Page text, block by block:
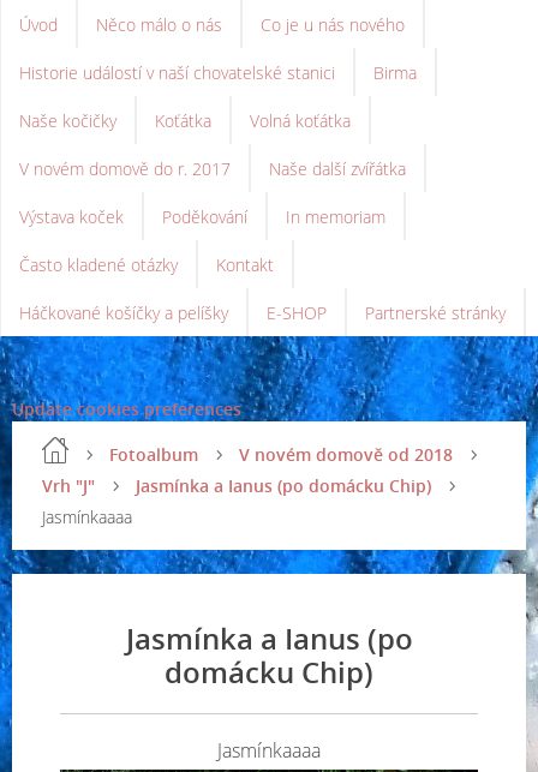
Úvod Něco málo o nás Co je u nás nového
Historie událostí v naší chovatelské stanici Birma
Naše kočičky Koťátka Volná koťátka
V novém domově do r. 2017 Naše další zvířátka
Výstava koček Poděkování In memoriam
Často kladené otázky Kontakt
Háčkované košíčky a pelíšky E-SHOP Partnerské stránky
Update cookies preferences
Fotoalbum
V novém domově od 2018
Vrh "J"
Jasmínka a Ianus (po domácku Chip)
Jasmínkaaaa
Jasmínka a Ianus (po
domácku Chip)
Jasmínkaaaa